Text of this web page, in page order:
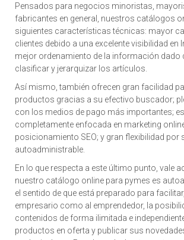
Pensados para negocios minoristas,
fabricantes en general, nuestros catálogos
siguientes características técnicas: mayor
clientes debido a una excelente visibilidad en
mejor ordenamiento de la información dado
clasificar y jerarquizar los artículos.
Así mismo, también ofrecen gran facilidad
productos gracias a su efectivo buscador;
con los medios de pago más importantes;
completamente enfocada en marketing
posicionamiento SEO; y gran flexibilidad por
autoadministrable.
En lo que respecta a este último punto, vale
nuestro catálogo online para pymes es
el sentido de que está preparado para
empresario como al emprendedor, la
contenidos de forma ilimitada e
productos en oferta y publicar sus